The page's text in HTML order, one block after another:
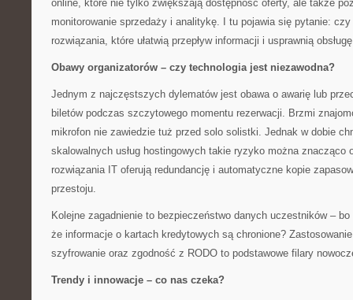
online, które nie tylko zwiększają dostępność oferty, ale także
monitorowanie sprzedaży i analitykę. I tu pojawia się pytanie:
rozwiązania, które ułatwią przepływ informacji i usprawnią
Obawy organizatorów – czy technologia jest niezawodna?
Jednym z najczęstszych dylematów jest obawa o awarię lub
biletów podczas szczytowego momentu rezerwacji. Brzmi
mikrofon nie zawiedzie tuż przed solo solistki. Jednak w dobie
skalowalnych usług hostingowych takie ryzyko można znacząco
rozwiązania IT oferują redundancję i automatyczne kopie
przestoju.
Kolejne zagadnienie to bezpieczeństwo danych uczestników –
że informacje o kartach kredytowych są chronione?
szyfrowanie oraz zgodność z RODO to podstawowe filary
Trendy i innowacje – co nas czeka?